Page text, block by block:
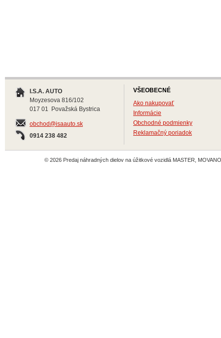
I.S.A. AUTO
Moyzesova 816/102
017 01 Považská Bystrica
obchod@isaauto.sk
0914 238 482
VŠEOBECNÉ
Ako nakupovať
Informácie
Obchodné podmienky
Reklamačný poriadok
© 2026 Predaj náhradných dielov na úžitkové vozidlá MASTER,